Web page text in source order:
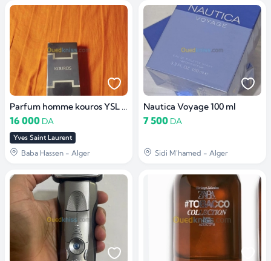
Parfum homme kouros YSL 100ML Yves saint laurent
16 000 DA
Yves Saint Laurent
Baba Hassen - Alger
Nautica Voyage 100 ml
7 500 DA
Sidi M'hamed - Alger